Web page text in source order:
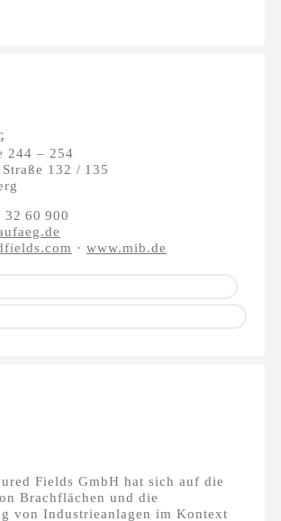
244 – 254
132 / 135
32 60 900
· www.mib.de
Fields GmbH hat sich auf die
Brachflächen und die
von Industrieanlagen im Kontext